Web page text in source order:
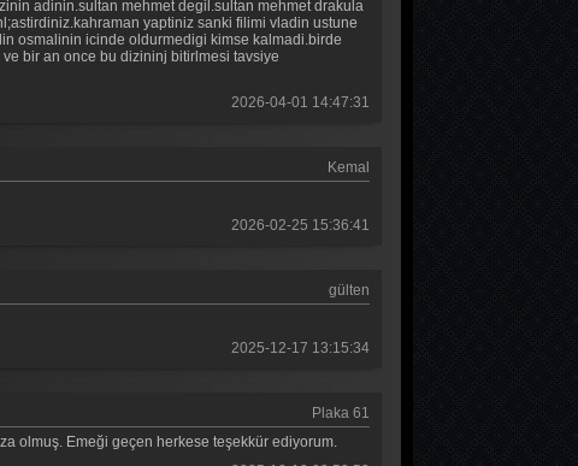
Mehmed Fetihler Sultanı 55. Bölüm
Mehmed Fetihler Sultanı 52. Bölüm
Mehmed Fetihler Sultanı 49. Bölüm
Mehmed Fetihler Sultanı 46. Bölüm
Mehmed Fetihler Sultanı 45. Bölüm
adinin.sultan mehmet degil.sultan mehmet drakula
yaptiniz sanki filimi vladin ustune
osmalinin icinde oldurmedigi kimse kalmadi.birde
bir an once bu dizininj bitirlmesi tavsiye
2026-04-01 14:47:31
Kemal
2026-02-25 15:36:41
gülten
2025-12-17 13:15:34
Plaka 61
olmuş. Emeği geçen herkese teşekkür ediyorum.